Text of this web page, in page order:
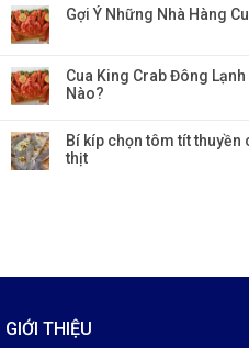
Gợi Ý Những Nhà Hàng
Cua King Crab Đông
Nào?
Bí kíp chọn tôm tít
thịt
GIỚI THIỆU